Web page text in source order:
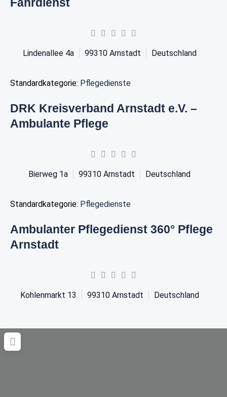
Lindenallee 4a 99310 Arnstadt Deutschland
Standardkategorie: Pflegedienste
DRK Kreisverband Arnstadt e.V. –
Ambulante Pflege
Bierweg 1a 99310 Arnstadt Deutschland
Standardkategorie: Pflegedienste
Ambulanter Pflegedienst 360° Pflege
Arnstadt
Kohlenmarkt 13 99310 Arnstadt Deutschland